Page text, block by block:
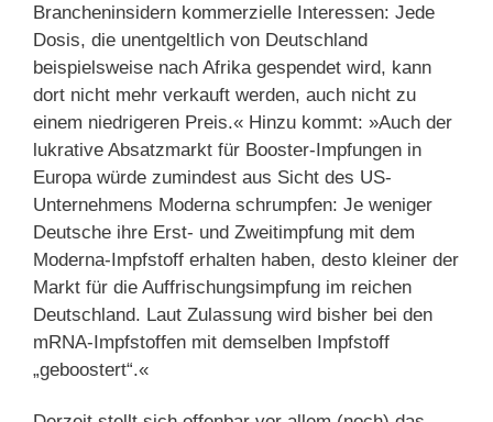
Brancheninsidern kommerzielle Interessen: Jede
Dosis, die unentgeltlich von Deutschland
beispielsweise nach Afrika gespendet wird, kann
dort nicht mehr verkauft werden, auch nicht zu
einem niedrigeren Preis.« Hinzu kommt: »Auch der
lukrative Absatzmarkt für Booster-Impfungen in
Europa würde zumindest aus Sicht des US-
Unternehmens Moderna schrumpfen: Je weniger
Deutsche ihre Erst- und Zweitimpfung mit dem
Moderna-Impfstoff erhalten haben, desto kleiner der
Markt für die Auffrischungsimpfung im reichen
Deutschland. Laut Zulassung wird bisher bei den
mRNA-Impfstoffen mit demselben Impfstoff
„geboostert“.«